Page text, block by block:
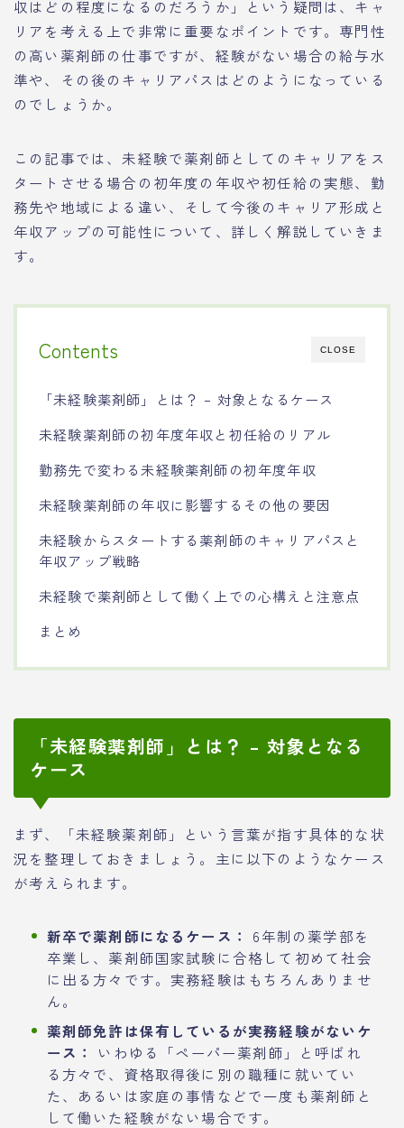
収はどの程度になるのだろうか」という疑問は、キャ
リアを考える上で非常に重要なポイントです。専門性
の高い薬剤師の仕事ですが、経験がない場合の給与水
準や、その後のキャリアパスはどのようになっている
のでしょうか。
この記事では、未経験で薬剤師としてのキャリアをス
タートさせる場合の初年度の年収や初任給の実態、勤
務先や地域による違い、そして今後のキャリア形成と
年収アップの可能性について、詳しく解説していきま
す。
CLOSE
Contents
「未経験薬剤師」とは？ – 対象となるケース
未経験薬剤師の初年度年収と初任給のリアル
勤務先で変わる未経験薬剤師の初年度年収
未経験薬剤師の年収に影響するその他の要因
未経験からスタートする薬剤師のキャリアパスと
年収アップ戦略
未経験で薬剤師として働く上での心構えと注意点
まとめ
「未経験薬剤師」とは？ – 対象となる
ケース
まず、「未経験薬剤師」という言葉が指す具体的な状
況を整理しておきましょう。主に以下のようなケース
が考えられます。
新卒で薬剤師になるケース：
6年制の薬学部を
卒業し、薬剤師国家試験に合格して初めて社会
に出る方々です。実務経験はもちろんありませ
ん。
薬剤師免許は保有しているが実務経験がないケ
ース：
いわゆる「ペーパー薬剤師」と呼ばれ
る方々で、資格取得後に別の職種に就いてい
た、あるいは家庭の事情などで一度も薬剤師と
して働いた経験がない場合です。